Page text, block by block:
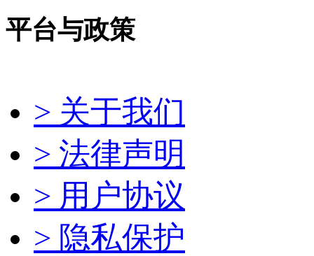
平台与政策
> 关于我们
> 法律声明
> 用户协议
> 隐私保护